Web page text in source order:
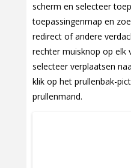
scherm en selecteer
toepassingenmap en
redirect of andere
rechter muisknop op elk
selecteer verplaatsen
klik op het prullenbak-
prullenmand.